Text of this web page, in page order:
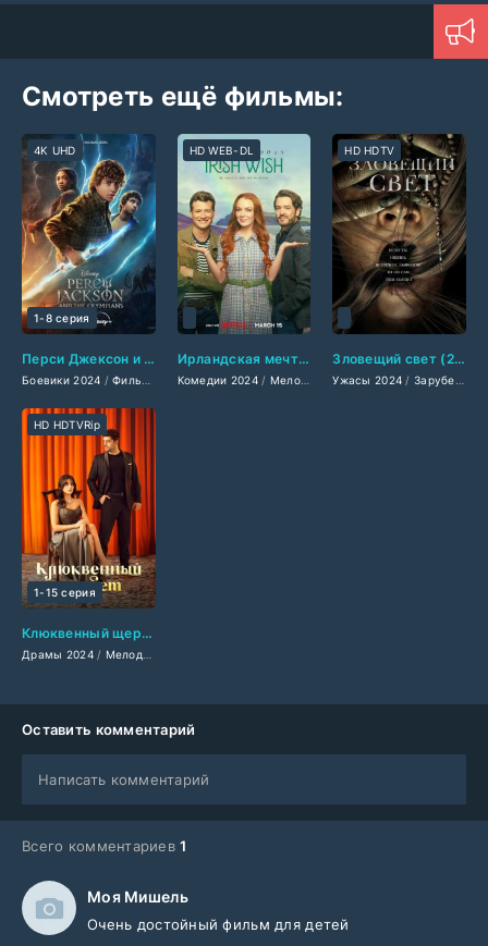
Смотреть ещё фильмы:
Перси Джексон и Олимпийцы (2024)
Боевики 2024 /Фильмы-приключения 2024 /Фэнтези 2024/ Сериалы 2024
4K UHD
1-8 серия
Ирландская мечта (2024)
Комедии 2024 / Мелодрамы 2024 /Фэнтези 2024
HD WEB-DL
Зловещий свет (2024)
Ужасы 2024 / Зарубежные фильмы 2024
HD HDTV
Клюквенный щербет (2024)
Драмы 2024/ Мелодрамы 2024
HD HDTVRip
1-15 серия
Оставить комментарий
Написать комментарий
Всего комментариев1
Моя Мишель
Очень достойный фильм для детей